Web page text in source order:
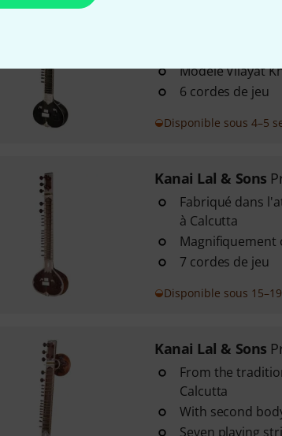
Fabriqué dans
Modèle Vilayat
6 cordes de jeu
Disponible sous 4–5
Kanai Lal & Sons
Fabriqué dans
à Calcutta
Magnifiquement
7 cordes de jeu
Disponible sous
Kanai Lal & Sons
From the
Calcutta
With second
Seven playing